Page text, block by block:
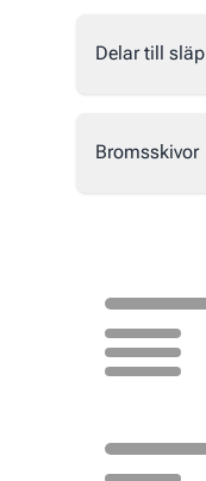
Delar till släp
Bromsskivor